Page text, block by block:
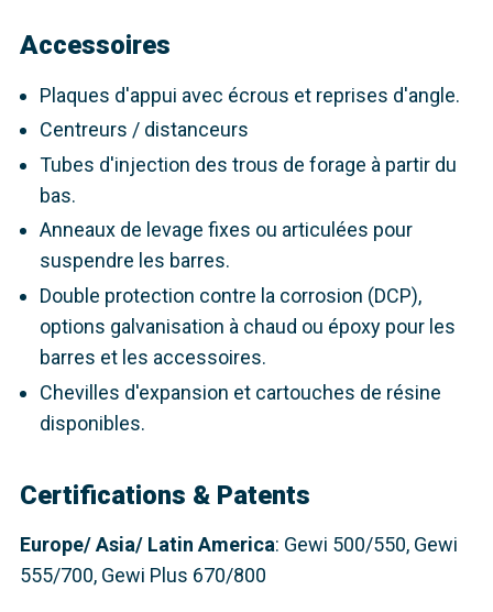
Accessoires
Plaques d'appui avec écrous et reprises d'angle.
Centreurs / distanceurs
Tubes d'injection des trous de forage à partir du
bas.
Anneaux de levage fixes ou articulées pour
suspendre les barres.
Double protection contre la corrosion (DCP),
options galvanisation à chaud ou époxy pour les
barres et les accessoires.
Chevilles d'expansion et cartouches de résine
disponibles.
Certifications & Patents
Europe/ Asia/ Latin America: Gewi 500/550, Gewi
555/700, Gewi Plus 670/800